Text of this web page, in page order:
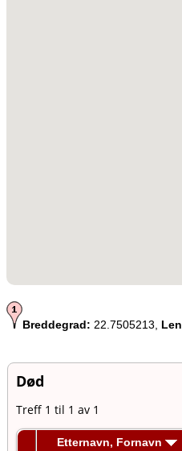
Breddegrad: 22.7505213,
Død
Treff 1 til 1 av 1
Etternavn, Fornavn